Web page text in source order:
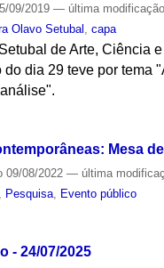
09/2019— última modificação
Olavo Setubal ,capa
de Arte, Ciência
dia 29 teve por tema
Mesa
09/08/2022— última
Pesquisa Evento público
- 24/07/2025